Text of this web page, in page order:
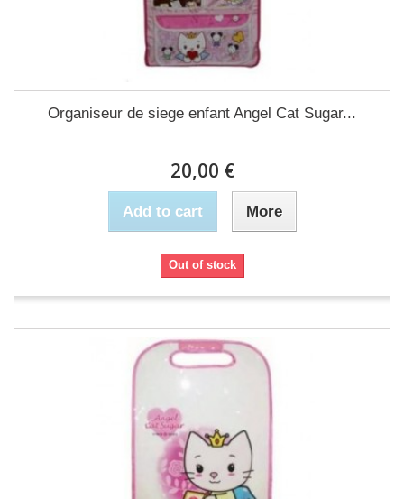
Organiseur de siege enfant Angel Cat Sugar...
20,00 €
Add to cart More
Out of stock